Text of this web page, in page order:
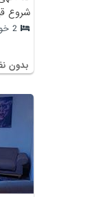
شروع قیمت:
2 خوابه
بدون